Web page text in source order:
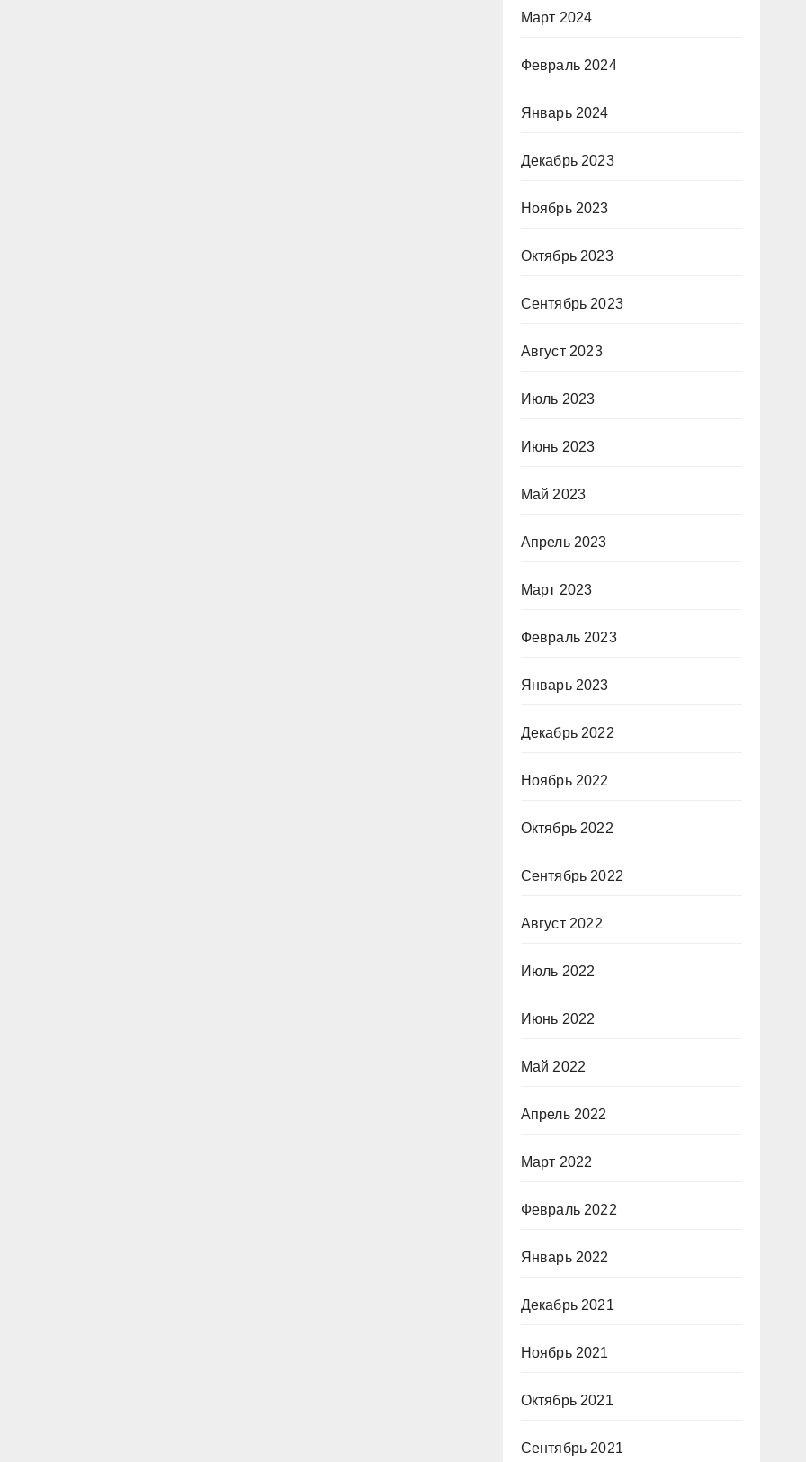
Март 2024
Февраль 2024
Январь 2024
Декабрь 2023
Ноябрь 2023
Октябрь 2023
Сентябрь 2023
Август 2023
Июль 2023
Июнь 2023
Май 2023
Апрель 2023
Март 2023
Февраль 2023
Январь 2023
Декабрь 2022
Ноябрь 2022
Октябрь 2022
Сентябрь 2022
Август 2022
Июль 2022
Июнь 2022
Май 2022
Апрель 2022
Март 2022
Февраль 2022
Январь 2022
Декабрь 2021
Ноябрь 2021
Октябрь 2021
Сентябрь 2021